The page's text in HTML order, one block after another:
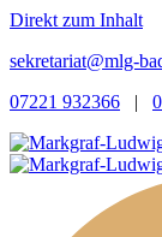
Direkt zum Inhalt
sekretariat@mlg-
07221 932366 |